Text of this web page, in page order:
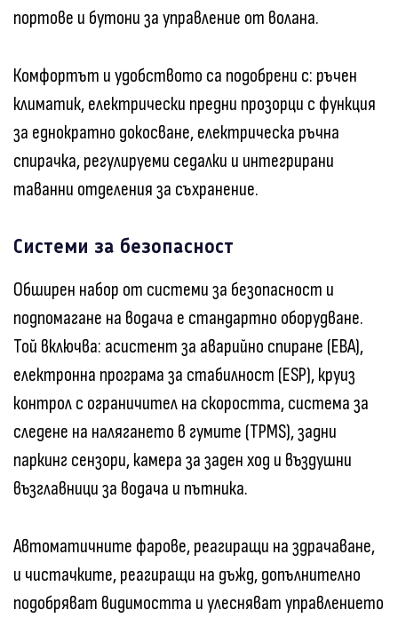
портове и бутони за управление от волана.
Комфортът и удобството са подобрени с: ръчен
климатик, електрически предни прозорци с функция
за еднократно докосване, електрическа ръчна
спирачка, регулируеми седалки и интегрирани
таванни отделения за съхранение.
Системи за безопасност
Обширен набор от системи за безопасност и
подпомагане на водача е стандартно оборудване.
Той включва: асистент за аварийно спиране (EBA),
електронна програма за стабилност (ESP), круиз
контрол с ограничител на скоростта, система за
следене на налягането в гумите (TPMS), задни
паркинг сензори, камера за заден ход и въздушни
възглавници за водача и пътника.
Автоматичните фарове, реагиращи на здрачаване,
и чистачките, реагиращи на дъжд, допълнително
подобряват видимостта и улесняват управлението